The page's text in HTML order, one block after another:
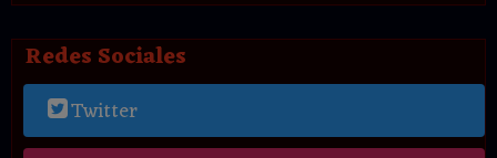
Redes Sociales
Twitter